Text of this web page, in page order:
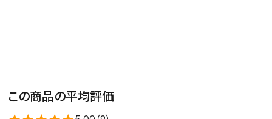
この商品の平均評価